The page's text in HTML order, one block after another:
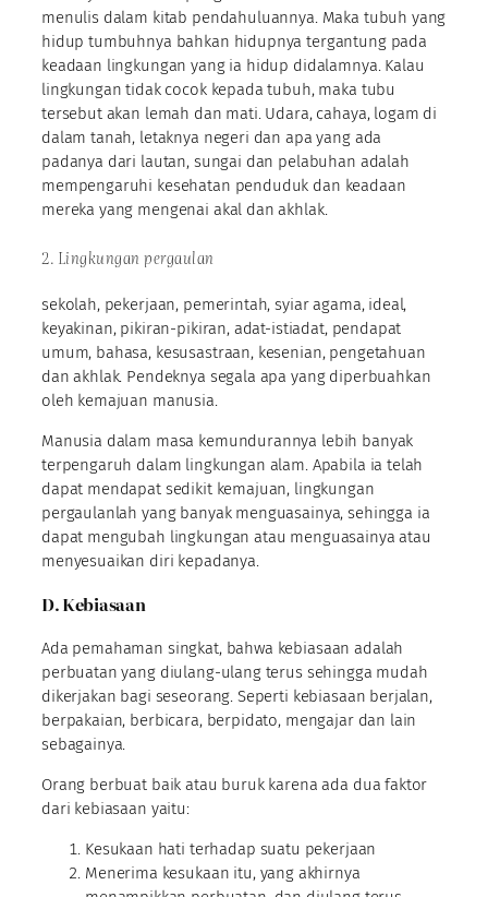
menulis dalam kitab pendahuluannya. Maka tubuh yang
hidup tumbuhnya bahkan hidupnya tergantung pada
keadaan lingkungan yang ia hidup didalamnya. Kalau
lingkungan tidak cocok kepada tubuh, maka tubu
tersebut akan lemah dan mati. Udara, cahaya, logam di
dalam tanah, letaknya negeri dan apa yang ada
padanya dari lautan, sungai dan pelabuhan adalah
mempengaruhi kesehatan penduduk dan keadaan
mereka yang mengenai akal dan akhlak.
2. Lingkungan pergaulan
sekolah, pekerjaan, pemerintah, syiar agama, ideal,
keyakinan, pikiran-pikiran, adat-istiadat, pendapat
umum, bahasa, kesusastraan, kesenian, pengetahuan
dan akhlak. Pendeknya segala apa yang diperbuahkan
oleh kemajuan manusia.
Manusia dalam masa kemundurannya lebih banyak
terpengaruh dalam lingkungan alam. Apabila ia telah
dapat mendapat sedikit kemajuan, lingkungan
pergaulanlah yang banyak menguasainya, sehingga ia
dapat mengubah lingkungan atau menguasainya atau
menyesuaikan diri kepadanya.
D. Kebiasaan
Ada pemahaman singkat, bahwa kebiasaan adalah
perbuatan yang diulang-ulang terus sehingga mudah
dikerjakan bagi seseorang. Seperti kebiasaan berjalan,
berpakaian, berbicara, berpidato, mengajar dan lain
sebagainya.
Orang berbuat baik atau buruk karena ada dua faktor
dari kebiasaan yaitu:
Kesukaan hati terhadap suatu pekerjaan
Menerima kesukaan itu, yang akhirnya